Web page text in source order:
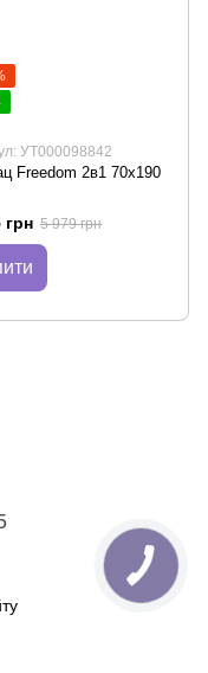
УТ000098842
Freedom 2в1 70х190
грн 5 979 грн